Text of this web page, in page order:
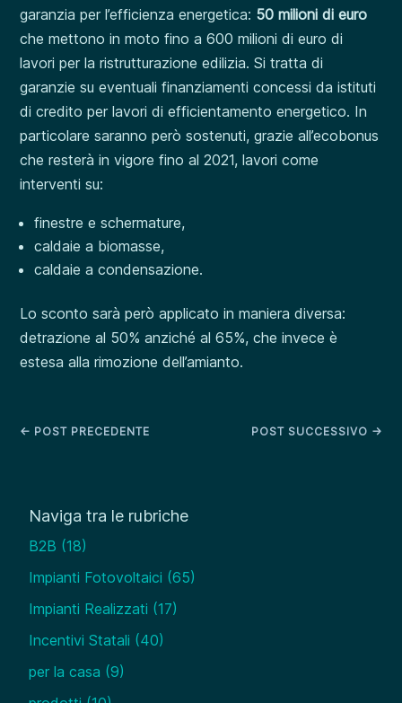
garanzia per l’efficienza energetica: 50 milioni di euro
che mettono in moto fino a 600 milioni di euro di
lavori per la ristrutturazione edilizia. Si tratta di
garanzie su eventuali finanziamenti concessi da istituti
di credito per lavori di efficientamento energetico. In
particolare saranno però sostenuti, grazie all’ecobonus
che resterà in vigore fino al 2021, lavori come
interventi su:
finestre e schermature,
caldaie a biomasse,
caldaie a condensazione.
Lo sconto sarà però applicato in maniera diversa:
detrazione al 50% anziché al 65%, che invece è
estesa alla rimozione dell’amianto.
← POST PRECEDENTE POST SUCCESSIVO →
Naviga tra le rubriche
B2B (18)
Impianti Fotovoltaici (65)
Impianti Realizzati (17)
Incentivi Statali (40)
per la casa (9)